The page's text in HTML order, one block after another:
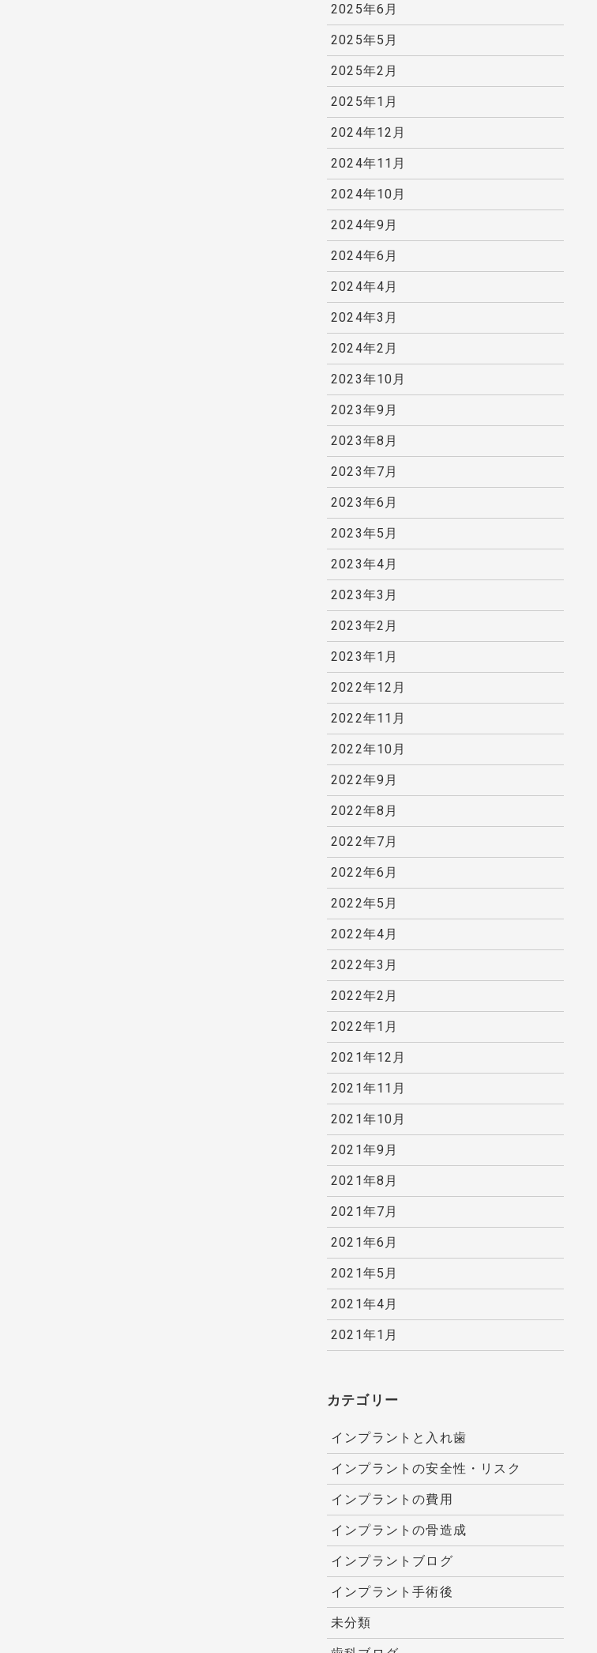
2025年6月
2025年5月
2025年2月
2025年1月
2024年12月
2024年11月
2024年10月
2024年9月
2024年6月
2024年4月
2024年3月
2024年2月
2023年10月
2023年9月
2023年8月
2023年7月
2023年6月
2023年5月
2023年4月
2023年3月
2023年2月
2023年1月
2022年12月
2022年11月
2022年10月
2022年9月
2022年8月
2022年7月
2022年6月
2022年5月
2022年4月
2022年3月
2022年2月
2022年1月
2021年12月
2021年11月
2021年10月
2021年9月
2021年8月
2021年7月
2021年6月
2021年5月
2021年4月
2021年1月
カテゴリー
インプラントと入れ歯
インプラントの安全性・リスク
インプラントの費用
インプラントの骨造成
インプラントブログ
インプラント手術後
未分類